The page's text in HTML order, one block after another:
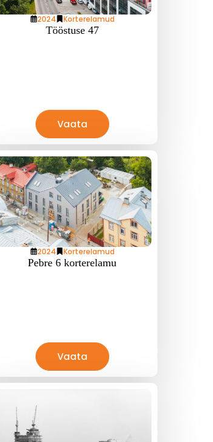
2024 Korterelamud
Tööstuse 47
Vaata
2024 Korterelamud
Pebre 6 korterelamu
Vaata